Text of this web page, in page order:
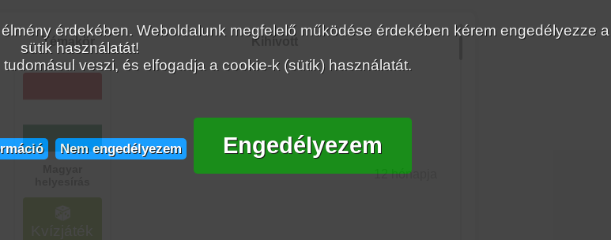
Témakör Kihívott
12 hónapja
érdekében. Weboldalunk megfelelő működése érdekében kérem engedélyezze a
sütik használatát!
veszi, és elfogadja a cookie-k (sütik) használatát.
Nem engedélyezem Engedélyezem